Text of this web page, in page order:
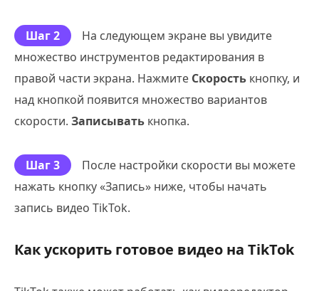
Шаг 2
На следующем экране вы увидите
множество инструментов редактирования в
правой части экрана. Нажмите Скорость кнопку, и
над кнопкой появится множество вариантов
скорости. Записывать кнопка.
Шаг 3
После настройки скорости вы можете
нажать кнопку «Запись» ниже, чтобы начать
запись видео TikTok.
Как ускорить готовое видео на TikTok